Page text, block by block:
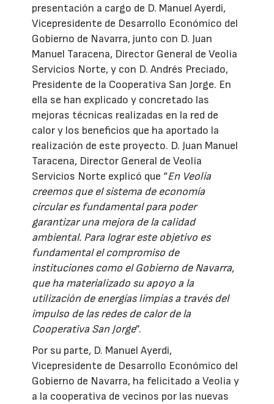
presentación a cargo de D. Manuel Ayerdi,
Vicepresidente de Desarrollo Económico del
Gobierno de Navarra, junto con D. Juan
Manuel Taracena, Director General de Veolia
Servicios Norte, y con D. Andrés Preciado,
Presidente de la Cooperativa San Jorge. En
ella se han explicado y concretado las
mejoras técnicas realizadas en la red de
calor y los beneficios que ha aportado la
realización de este proyecto. D. Juan Manuel
Taracena, Director General de Veolia
Servicios Norte explicó que “En Veolia
creemos que el sistema de economía
circular es fundamental para poder
garantizar una mejora de la calidad
ambiental. Para lograr este objetivo es
fundamental el compromiso de
instituciones como el Gobierno de Navarra,
que ha materializado su apoyo a la
utilización de energías limpias a través del
impulso de las redes de calor de la
Cooperativa San Jorge”.
Por su parte, D. Manuel Ayerdi,
Vicepresidente de Desarrollo Económico del
Gobierno de Navarra, ha felicitado a Veolia y
a la cooperativa de vecinos por las nuevas